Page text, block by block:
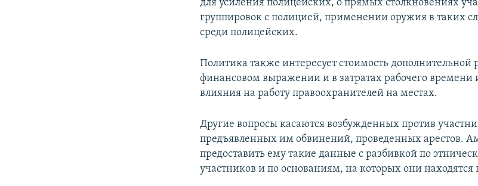
для усиления полицейских, о прямых столкновениях
группировок с полицией, применении оружия в таких
среди полицейских.
Политика также интересует стоимость дополнительной
финансовом выражении и в затратах рабочего времени
влияния на работу правоохранителей на местах.
Другие вопросы касаются возбужденных против
предъявленных им обвинений, проведенных арестов.
предоставить ему такие данные с разбивкой по
участников и по основаниям, на которых они находятся